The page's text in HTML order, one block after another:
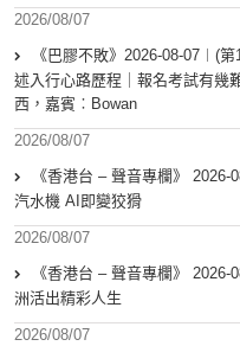
2026/08/07
《巴膠不敗》2026-08-07︱(
述入行心路歷程｜報名考試有幾
西，嘉賓︰Bowan
2026/08/07
《香港台 – 聲音專欄》
汽水機 AI即變狡猾
2026/08/07
《香港台 – 聲音專欄》
洲活出精彩人生
2026/08/07